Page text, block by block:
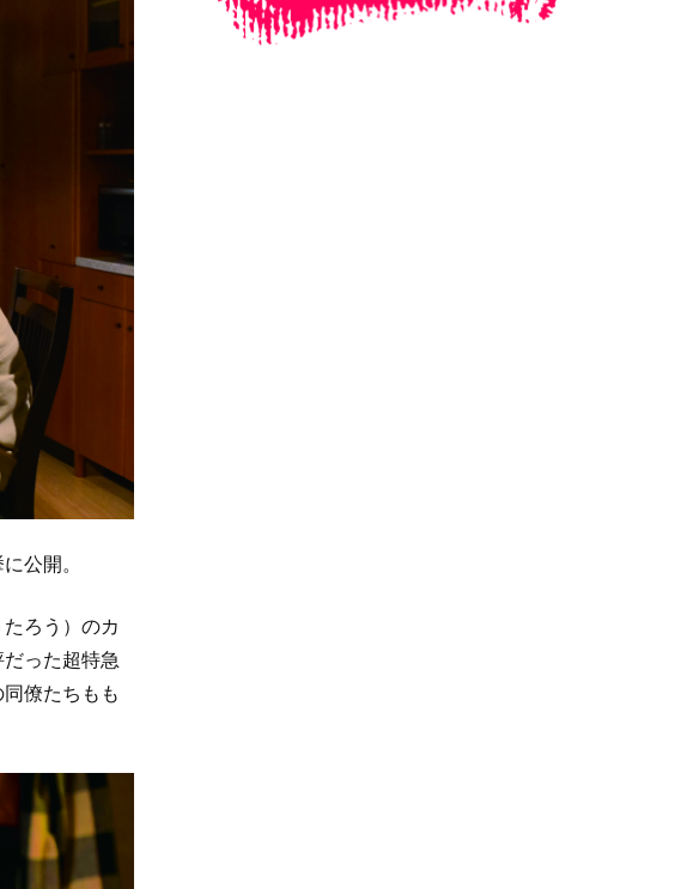
公開。
ろう）のカ
った超特急
僚たちもも